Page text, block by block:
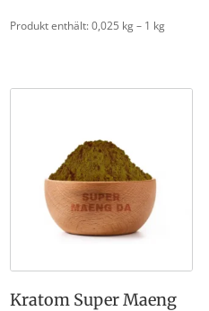
Produkt enthält: 0,025 kg– 1 kg
Kratom Super Maeng